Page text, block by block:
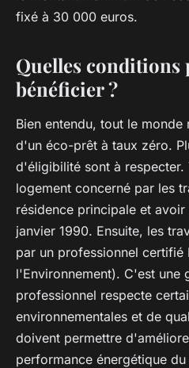
fixé à 30 000 euros.
Quelles conditions
bénéficier ?
Bien entendu, tout le
d'un éco-prêt à taux zéro.
d'éligibilité sont à
logement concerné par les
résidence principale et
janvier 1990. Ensuite, les
par un professionnel certifié
l'Environnement). C'est une
professionnel respecte
environnementales et de
doivent permettre
performance énergétique